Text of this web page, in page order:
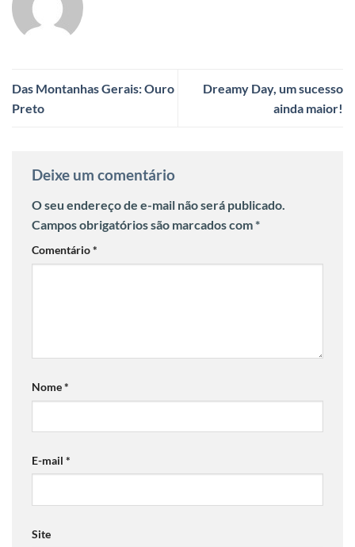
Das Montanhas Gerais: Ouro
Preto
Dreamy Day, um sucesso
ainda maior!
Deixe um comentário
O seu endereço de e-mail não será publicado.
Campos obrigatórios são marcados com*
Comentário*
Nome*
E-mail *
Site